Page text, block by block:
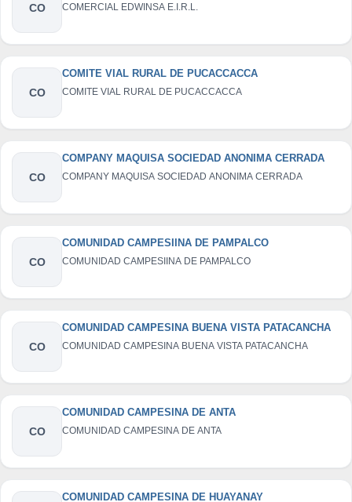
CO COMERCIAL EDWINSA E.I.R.L.
CO
COMITE VIAL RURAL DE PUCACCACCA
COMITE VIAL RURAL DE PUCACCACCA
CO
COMPANY MAQUISA SOCIEDAD ANONIMA CERRADA
COMPANY MAQUISA SOCIEDAD ANONIMA CERRADA
CO
COMUNIDAD CAMPESIINA DE PAMPALCO
COMUNIDAD CAMPESIINA DE PAMPALCO
CO
COMUNIDAD CAMPESINA BUENA VISTA PATACANCHA
COMUNIDAD CAMPESINA BUENA VISTA PATACANCHA
CO
COMUNIDAD CAMPESINA DE ANTA
COMUNIDAD CAMPESINA DE ANTA
COMUNIDAD CAMPESINA DE HUAYANAY